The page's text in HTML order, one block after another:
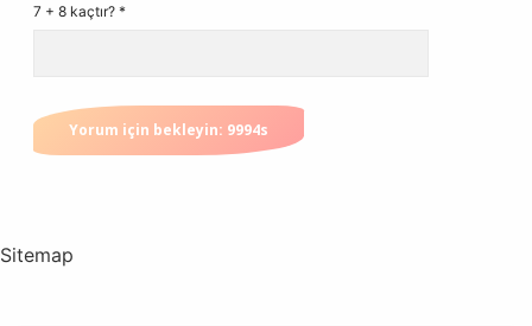
7 + 8 kaçtır? *
Sitemap